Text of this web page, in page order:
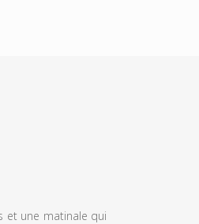
et une matinale qui